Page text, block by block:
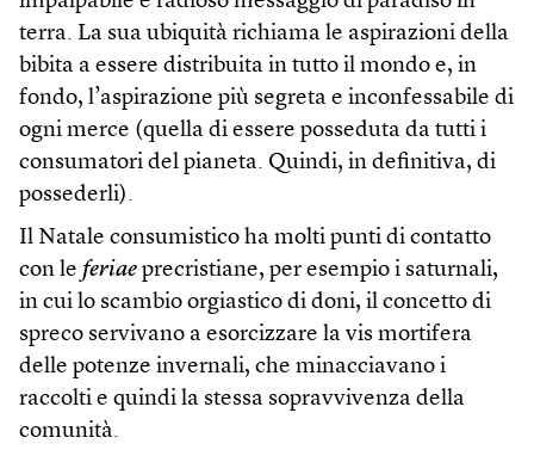
terra. La sua ubiquità richiama le aspirazioni della
bibita a essere distribuita in tutto il mondo e, in
fondo, l’aspirazione più segreta e inconfessabile di
ogni merce (quella di essere posseduta da tutti i
consumatori del pianeta. Quindi, in definitiva, di
possederli).
Il Natale consumistico ha molti punti di contatto
con le feriae precristiane, per esempio i saturnali,
in cui lo scambio orgiastico di doni, il concetto di
spreco servivano a esorcizzare la vis mortifera
delle potenze invernali, che minacciavano i
raccolti e quindi la stessa sopravvivenza della
comunità.